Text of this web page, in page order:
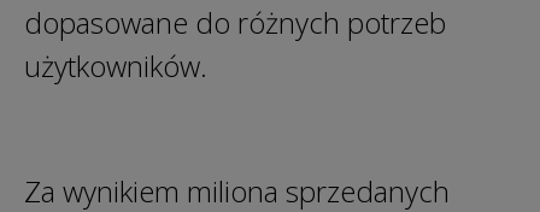
dopasowane do różnych potrzeb
użytkowników.
Za wynikiem miliona sprzedanych